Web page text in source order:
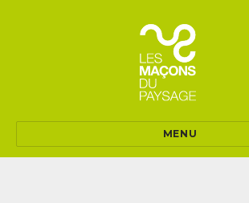
MENU